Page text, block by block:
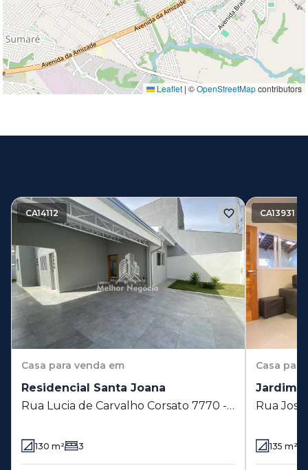
Leaflet | ©OpenStreetMapcontributors
CA14112
Casa para venda em
Residencial Santa Joana
Rua Lucia de Carvalho Corsato 7770 -
130 m² 3
CA13931
Casa
Jardim
Rua
Sumaré -
135 m²